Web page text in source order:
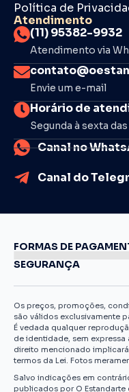
Política de
Atendimento
(11) 95382-9932
Atendimento via
Envie um e-mail
Horário de
Segunda à sexta
Canal no
Canal do
FORMAS DE
SEGURANÇA
Os preços, promoções,
são válidos exclusivamente
É vedada qualquer
de identidade, sem
direito mencionado
termos da Lei. Fotos
Salvo indicações em
publicados por O Estandarte